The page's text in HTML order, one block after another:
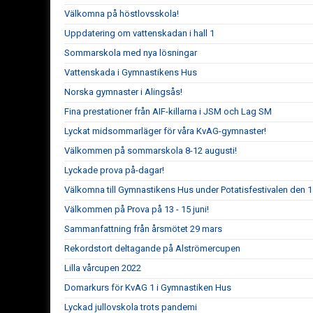
Välkomna på höstlovsskola!
Uppdatering om vattenskadan i hall 1
Sommarskola med nya lösningar
Vattenskada i Gymnastikens Hus
Norska gymnaster i Alingsås!
Fina prestationer från AIF-killarna i JSM och Lag SM
Lyckat midsommarläger för våra KvAG-gymnaster!
Välkommen på sommarskola 8-12 augusti!
Lyckade prova på-dagar!
Välkomna till Gymnastikens Hus under Potatisfestivalen den
Välkommen på Prova på 13 - 15 juni!
Sammanfattning från årsmötet 29 mars
Rekordstort deltagande på Alströmercupen
Lilla vårcupen 2022
Domarkurs för KvAG 1 i Gymnastiken Hus
Lyckad jullovskola trots pandemi